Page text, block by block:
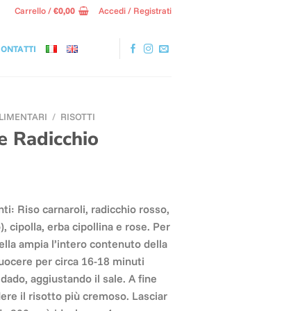
Carrello /€0,00 Accedi / Registrati
/ RISOTTI
Radicchio
Riso carnaroli, radicchio rosso,
cipolla, erba cipollina e rose. Per
ampia l’intero contenuto della
per circa 16-18 minuti
aggiustando il sale. A fine
il risotto più cremoso. Lasciar